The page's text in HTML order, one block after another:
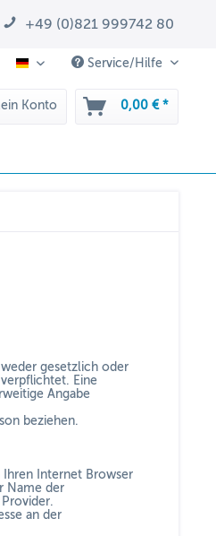
+49 (0)821 999742 80
DE Service/Hilfe
Konto 0,00 € *
gesetzlich oder
Eine
Angabe
beziehen.
Ihren Internet Browser
Name der
an der